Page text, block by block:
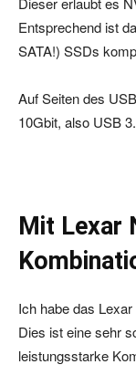
Entsprechend ist
SATA!) SSDs
Auf Seiten des
10Gbit, also USB
Mit Lexar
Ich habe das
Dies ist eine sehr
leistungsstarke